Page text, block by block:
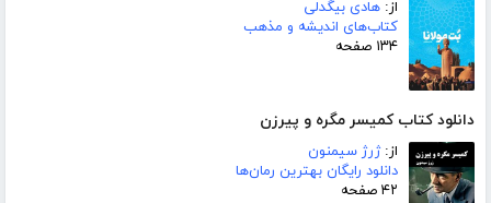
از: هادی بیگدلی
کتاب‌های اندیشه و مذهب
۱۳۴ صفحه
دانلود کتاب کمیسر مگره و پیرزن
از:ژرژ سیمنون
دانلود رایگان بهترین رمان‌ها
۴۲ صفحه